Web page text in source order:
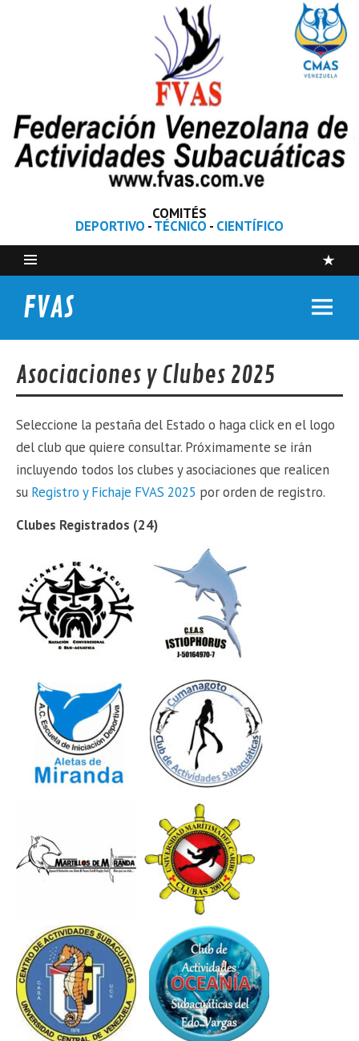
COMITÉS
DEPORTIVO -TÉCNICO - CIENTÍFICO
FVAS
Asociaciones y Clubes 2025
Seleccione la pestaña del Estado o haga click en el logo
del club que quiere consultar. Próximamente se irán
incluyendo todos los clubes y asociaciones que realicen
su Registro y Fichaje FVAS 2025 por orden de registro.
Clubes Registrados (24)